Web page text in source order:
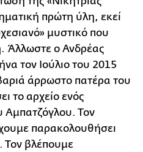
πρώτη ύλη, εκεί
μυστικό που
Άλλωστε ο Ανδρέας
τον Ιούλιο του 2015
άρρωστο πατέρα του
το αρχείο ενός
Αμπατζόγλου. Τον
παρακολουθήσει
Τον βλέπουμε